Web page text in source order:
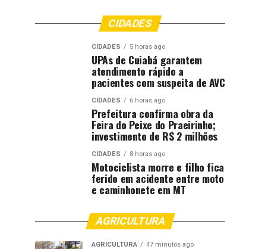
CIDADES
CIDADES 5 horas ago
UPAs de Cuiabá garantem
atendimento rápido a
pacientes com suspeita de AVC
CIDADES 6 horas ago
Prefeitura confirma obra da
Feira do Peixe do Praeirinho;
investimento de R$ 2 milhões
CIDADES 8 horas ago
Motociclista morre e filho fica
ferido em acidente entre moto
e caminhonete em MT
AGRICULTURA
AGRICULTURA 47 minutos ago